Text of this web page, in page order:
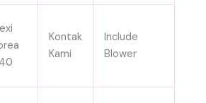
Kontak
Kami
Include
Blower